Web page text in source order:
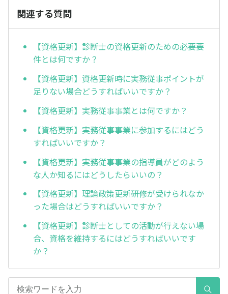
関連する質問
【資格更新】診断士の資格更新のための必要要
件とは何ですか？
【資格更新】資格更新時に実務従事ポイントが
足りない場合どうすればいいですか？
【資格更新】実務従事事業とは何ですか？
【資格更新】実務従事事業に参加するにはどう
すればいいですか？
【資格更新】実務従事事業の指導員がどのよう
な人か知るにはどうしたらいいの？
【資格更新】理論政策更新研修が受けられなか
った場合はどうすればいいですか？
【資格更新】診断士としての活動が行えない場
合、資格を維持するにはどうすればいいです
か？